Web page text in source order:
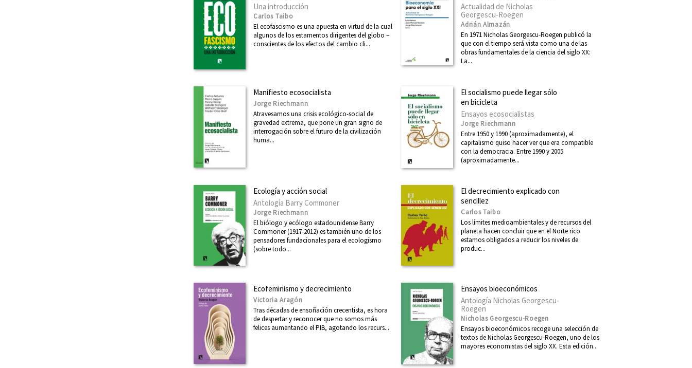
Una introducción
Carlos Taibo
El ecofascismo es una apuesta en virtud de la cual
algunos de los estamentos dirigentes del globo –
conscientes de los efectos del cambio cli...
Actualidad de Nicholas
Georgescu-Roegen
Adrián Almazán
En 1971 Nicholas Georgescu-Roegen publicó la
que con el tiempo será vista como una de las
obras fundamentales de la ciencia del siglo XX:
La...
Manifiesto ecosocialista
Jorge Riechmann
Atravesamos una crisis ecológico-social de
gravedad extrema, que pone un gran signo de
interrogación sobre el futuro de la civilización
huma...
El socialismo puede llegar sólo
en bicicleta
Ensayos ecosocialistas
Jorge Riechmann
Entre 1950 y 1990 (aproximadamente), el
capitalismo quiso hacer ver que era compatible
con la democracia. Entre 1990 y 2005
(aproximadamente...
Ecología y acción social
Antología Barry Commoner
Jorge Riechmann
El biólogo y ecólogo estadounidense Barry
Commoner (1917-2012) es también uno de los
pensadores fundacionales para el ecologismo
(sobre todo...
El decrecimiento explicado con
sencillez
Carlos Taibo
Los límites medioambientales y de recursos del
planeta hacen concluir que en el Norte rico
estamos obligados a reducir los niveles de
produc...
Ecofeminismo y decrecimiento
Victoria Aragón
Tras décadas de ensoñación crecentista, es hora
de despertar y reconocer que no somos más
felices aumentando el PIB, agotando los recurs...
Ensayos bioeconómicos
Antología Nicholas Georgescu-
Roegen
Nicholas Georgescu-Roegen
Ensayos bioeconómicos recoge una selección de
textos de Nicholas Georgescu-Roegen, uno de los
mayores economistas del siglo XX. Esta edición...